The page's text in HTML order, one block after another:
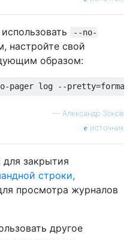
--no-
настройте свой
образом:
— Александр Зонов
источник
для закрытия
строки,
просмотра журналов
другое